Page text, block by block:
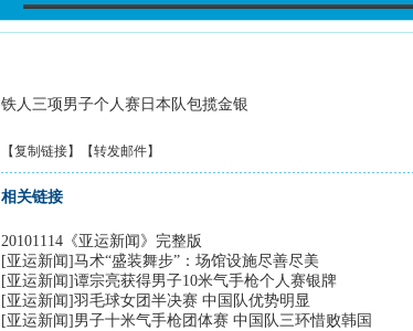
铁人三项男子个人赛日本队包揽金银
【复制链接】【转发邮件】
相关链接
20101114《亚运新闻》完整版
[亚运新闻]马术“盛装舞步”：场馆设施尽善尽美
[亚运新闻]谭宗亮获得男子10米气手枪个人赛银牌
[亚运新闻]羽毛球女团半决赛 中国队优势明显
[亚运新闻]男子十米气手枪团体赛 中国队三环惜败韩国